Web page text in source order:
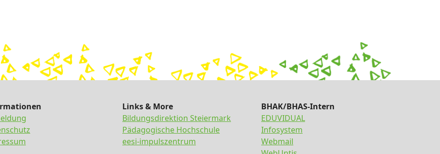
Links & More
Bildungsdirektion Steiermark
Pädagogische Hochschule
eesi-impulszentrum
BHAK/BHAS-Intern
EDUVIDUAL
Infosystem
Webmail